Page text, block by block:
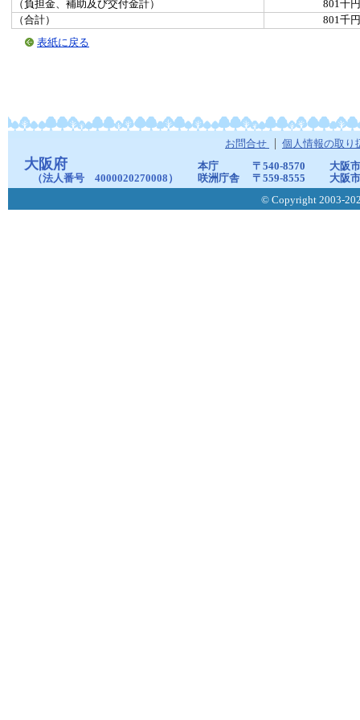
（負担金、補助及び交付金計）
801千円
（合計）
801千円
表紙に戻る
お問合せ 個人情報の取り
大阪府
（法人番号 4000020270008）
本庁 〒540-8570
大阪
咲洲庁舎
〒559-8555
大阪
© Copyright 2003-